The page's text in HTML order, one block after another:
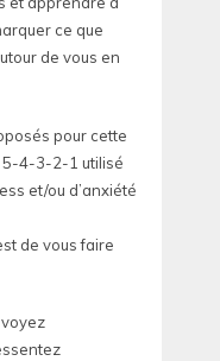
ce que
de vous en
pour cette
5-4-3-2-1 utilisé
et/ou d’anxiété
de vous faire